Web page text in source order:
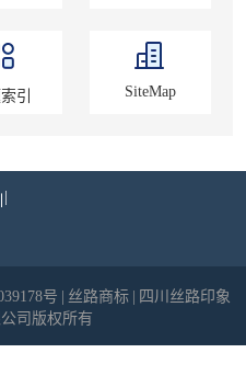
引 SiteMap
|
号 | 丝路商标 | 四川丝路印象
司版权所有